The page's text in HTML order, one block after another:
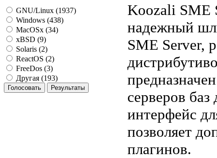
GNU/Linux (1937)
Windows (438)
MacOSx (34)
xBSD (9)
Solaris (2)
ReactOS (2)
FreeDos (3)
Другая (193)
Koozali SME
надежный
SME Server,
серверов
интерфейс
позволяет
плагинов.